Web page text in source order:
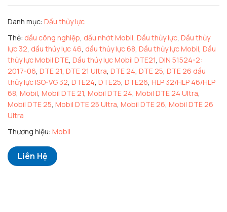
Danh mục: Dầu thủy lực
Thẻ: dầu công nghiệp dầu nhớt Mobil Dầu thủy lực Dầu thủy
lực 32 dầu thủy lực 46 dầu thủy lực 68 Dầu thủy lực Mobil Dầu
thủy lực Mobil DTE Dầu thủy lực Mobil DTE21 DIN 51524-2:
2017-06 DTE 21 DTE 21 Ultra DTE 24 DTE 25 DTE 26 dầu
thủy lực ISO-VG 32 DTE24 DTE25 DTE26 HLP 32/HLP 46/HLP
68 Mobil Mobil DTE 21 Mobil DTE 24 Mobil DTE 24 Ultra
Mobil DTE 25 Mobil DTE 25 Ultra Mobil DTE 26 Mobil DTE 26
Ultra
Thương hiệu: Mobil
Liên Hệ